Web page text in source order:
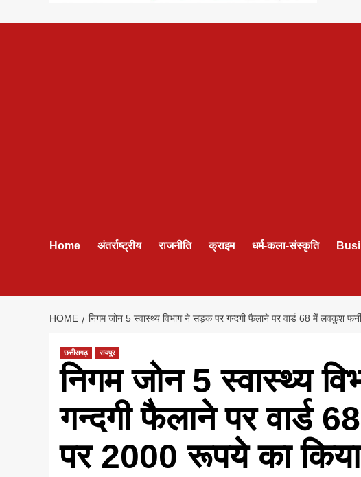
Home अंतर्राष्ट्रीय राजनीति क्राइम धर्म-कला-संस्कृति
HOME निगम जोन 5 स्वास्थ्य विभाग ने सड़क पर गन्दगी फैलाने पर वार्ड 68 में लवकुश
छत्तीसगढ़ रायपुर
निगम जोन 5 स्वास्थ्य
गन्दगी फैलाने पर वार्ड
पर 2000 रूपये का किया